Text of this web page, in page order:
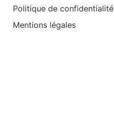
Politique de confidentialité
Mentions légales